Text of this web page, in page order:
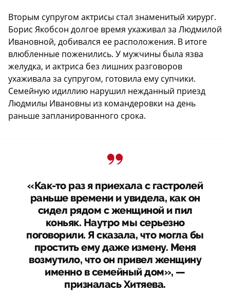
Вторым супругом актрисы стал знаменитый хирург.
Борис Якобсон долгое время ухаживал за Людмилой
Ивановной, добивался ее расположения. В итоге
влюбленные поженились. У мужчины была язва
желудка, и актриса без лишних разговоров
ухаживала за супругом, готовила ему супчики.
Семейную идиллию нарушил нежданный приезд
Людмилы Ивановны из командеровки на день
раньше запланированного срока.
«Как-то раз я приехала с гастролей
раньше времени и увидела, как он
сидел рядом с женщиной и пил
коньяк. Наутро мы серьезно
поговорили. Я сказала, что могла бы
простить ему даже измену. Меня
возмутило, что он привел женщину
именно в семейный дом», —
призналась Хитяева.